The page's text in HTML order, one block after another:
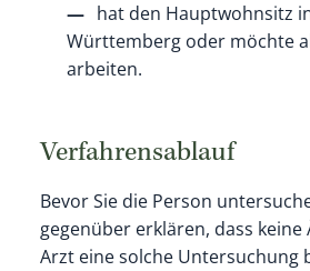
hat den Hauptwohnsitz
Württemberg oder möchte
arbeiten.
Verfahrensablauf
Bevor Sie die Person
gegenüber erklären, dass
Arzt eine solche Untersuchung